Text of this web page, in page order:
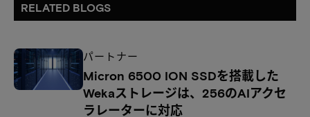
RELATED BLOGS
パートナー
Micron 6500 ION SSDを搭載した
Wekaストレージは、256のAIアクセ
ラレーターに対応